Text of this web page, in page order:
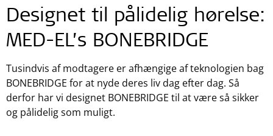
Designet til pålidelig hørelse:
MED-EL’s BONEBRIDGE
Tusindvis af modtagere er afhængige af teknologien bag
BONEBRIDGE for at nyde deres liv dag efter dag. Så
derfor har vi designet BONEBRIDGE til at være så sikker
og pålidelig som muligt.